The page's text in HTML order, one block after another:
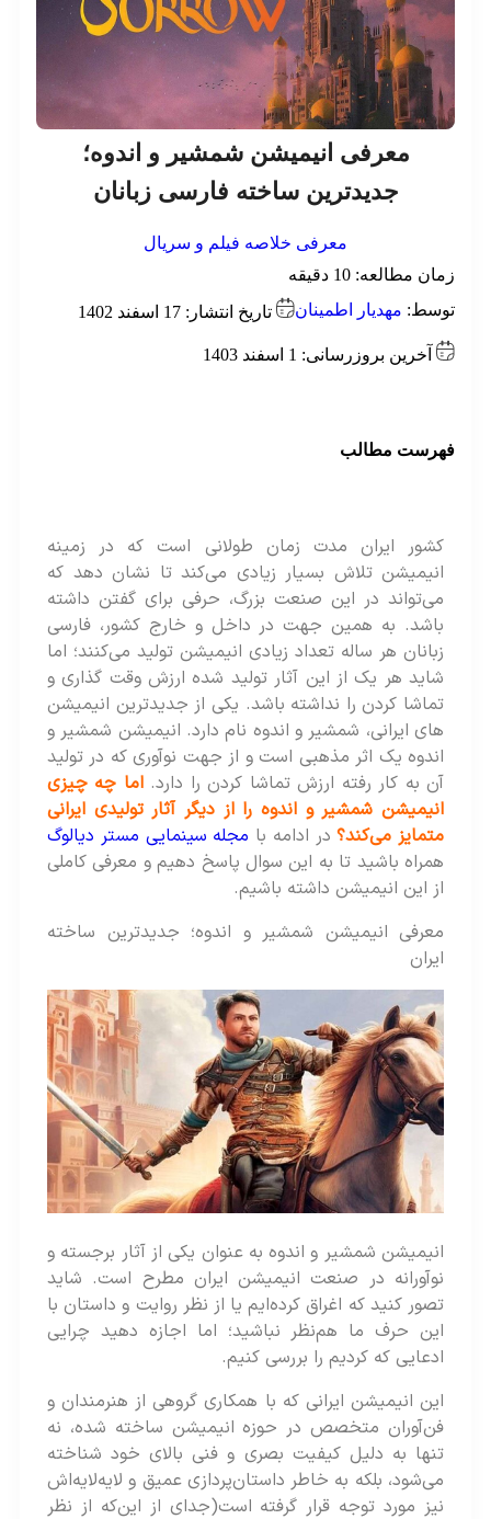
معرفی انیمیشن شمشیر و اندوه؛
جدیدترین ساخته فارسی زبانان
معرفی خلاصه فیلم و سریال
مطالعه: 10 دقیقه
مهدیار اطمینان تاریخ انتشار: 17 اسفند 1402
آخرین بروزرسانی: 1 اسفند 1403
مطالب
کشور ایران مدت زمان طولانی است که در زمینه
انیمیشن تلاش بسیار زیادی می‌کند تا نشان دهد که
می‌تواند در این صنعت بزرگ، حرفی برای گفتن داشته
باشد. به همین جهت در داخل و خارج کشور، فارسی
زبانان هر ساله تعداد زیادی انیمیشن تولید می‌کنند؛ اما
شاید هر یک از این آثار تولید شده ارزش وقت گذاری و
تماشا کردن را نداشته باشد. یکی از جدیدترین انیمیشن
های ایرانی، شمشیر و اندوه نام دارد. انیمیشن شمشیر و
اندوه یک اثر مذهبی است و از جهت نوآوری که در تولید
آن به کار رفته ارزش تماشا کردن را دارد. اما چه چیزی
انیمیشن شمشیر و اندوه را از دیگر آثار تولیدی ایرانی
متمایز می‌کند؟ در ادامه بامجله سینمایی مستر دیالوگ
همراه باشید تا به این سوال پاسخ دهیم و معرفی کاملی
از این انیمیشن داشته باشیم.
معرفی انیمیشن شمشیر و اندوه؛ جدیدترین ساخته
انیمیشن شمشیر و اندوه به عنوان یکی از آثار برجسته و
نوآورانه در صنعت انیمیشن ایران مطرح است. شاید
تصور کنید که اغراق کرده‌‌ایم یا از نظر روایت و داستان با
این حرف ما هم‌نظر نباشید؛ اما اجازه دهید چرایی
ادعایی که کردیم را بررسی کنیم.
این انیمیشن ایرانی که با همکاری گروهی از هنرمندان و
فن‌آوران متخصص در حوزه انیمیشن ساخته شده‌، نه
تنها به دلیل کیفیت بصری و فنی بالای خود شناخته
می‌شود، بلکه به خاطر داستان‌پردازی عمیق و لایه‌لایه‌اش
نیز مورد توجه قرار گرفته است(جدای از این‌که از نظر